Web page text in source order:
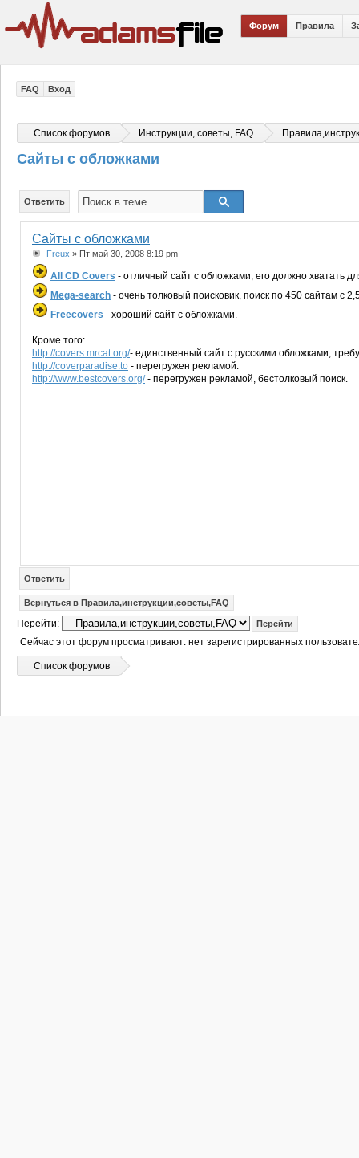
Форум Правила
FAQ Вход
Список форумов Инструкции, советы, FAQ
Сайты с обложками
Ответить
Сайты с обложками
Freux » Пт май 30, 2008 8:19 pm
All CD Covers - отличный сайт с обложками, его должно хватать
Mega-search - очень толковый поисковик, поиск по 450 сайтам с
Freecovers - хороший сайт с обложками.
Кроме того:
http://covers.mrcat.org/- единственный сайт с русскими обложками,
http://coverparadise.to - перегружен рекламой.
http://www.bestcovers.org/- перегружен рекламой, бестолковый поиск.
Ответить
Вернуться в Правила,инструкции,советы,FAQ
Перейти:
Сейчас этот форум просматривают: нет зарегистрированных
Список форумов